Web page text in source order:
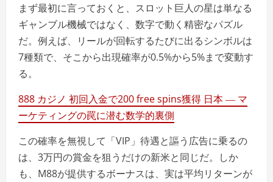
まず最初に言っておくと、スロット巨人の星は単なる
ギャンブル機械ではなく、数字で動く精密なパズル
だ。例えば、リールが回転するたびに出るシンボルは
7種類で、そこから出現確率が0.5%から5%まで変動す
る。
888 カジノ 初回入金で200 free spins獲得 日本 ― マ
ーケティングの罠に潜む数学的裏側
この確率を無視して「VIP」待遇と謳う広告に乗るの
は、3万円の賞金を狙うだけの新米と同じだ。しか
も、M88が提供するボーナスは、実は平均リターンが